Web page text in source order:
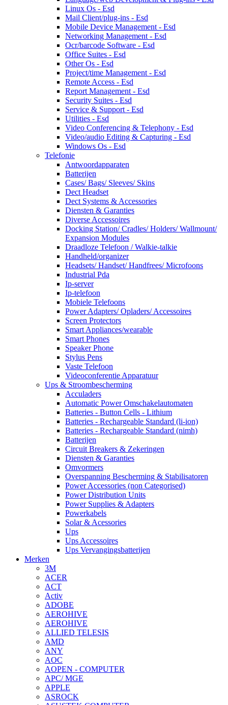
Linux Os - Esd
Mail Client/plug-ins - Esd
Mobile Device Management - Esd
Networking Management - Esd
Ocr/barcode Software - Esd
Office Suites - Esd
Other Os - Esd
Project/time Management - Esd
Remote Access - Esd
Report Management - Esd
Security Suites - Esd
Service & Support - Esd
Utilities - Esd
Video Conferencing & Telephony - Esd
Video/audio Editing & Capturing - Esd
Windows Os - Esd
Telefonie
Antwoordapparaten
Batterijen
Cases/ Bags/ Sleeves/ Skins
Dect Headset
Dect Systems & Accessories
Diensten & Garanties
Diverse Accessoires
Docking Station/ Cradles/ Holders/ Wallmount/
Expansion Modules
Draadloze Telefoon / Walkie-talkie
Handheld/organizer
Headsets/ Handset/ Handfrees/ Microfoons
Industrial Pda
Ip-server
Ip-telefoon
Mobiele Telefoons
Power Adapters/ Opladers/ Accessoires
Screen Protectors
Smart Appliances/wearable
Smart Phones
Speaker Phone
Stylus Pens
Vaste Telefoon
Videoconferentie Apparatuur
Ups & Stroombescherming
Acculaders
Automatic Power Omschakelautomaten
Batteries - Button Cells - Lithium
Batteries - Rechargeable Standard (li-ion)
Batteries - Rechargeable Standard (nimh)
Batterijen
Circuit Breakers & Zekeringen
Diensten & Garanties
Omvormers
Overspanning Bescherming & Stabilisatoren
Power Accessories (non Categorised)
Power Distribution Units
Power Supplies & Adapters
Powerkabels
Solar & Acessories
Ups
Ups Accessoires
Ups Vervangingsbatterijen
Merken
3M
ACER
ACT
Activ
ADOBE
AEROHIVE
AEROHIVE
ALLIED TELESIS
AMD
ANY
AOC
AOPEN - COMPUTER
APC/ MGE
APPLE
ASROCK